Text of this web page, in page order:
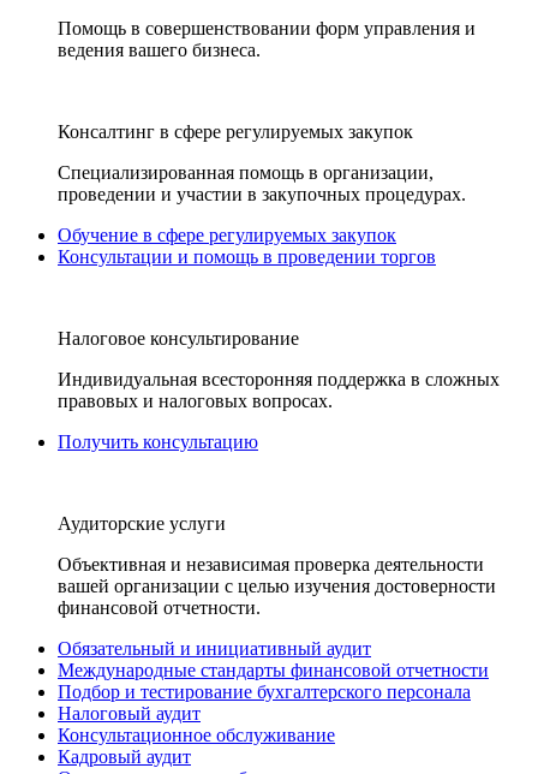
Помощь в совершенствовании форм управления и
ведения вашего бизнеса.
Консалтинг в сфере регулируемых закупок
Специализированная помощь в организации,
проведении и участии в закупочных процедурах.
Обучение в сфере регулируемых закупок
Консультации и помощь в проведении торгов
Налоговое консультирование
Индивидуальная всесторонняя поддержка в сложных
правовых и налоговых вопросах.
Получить консультацию
Аудиторские услуги
Объективная и независимая проверка деятельности
вашей организации с целью изучения достоверности
финансовой отчетности.
Обязательный и инициативный аудит
Международные стандарты финансовой отчетности
Подбор и тестирование бухгалтерского персонала
Налоговый аудит
Консультационное обслуживание
Кадровый аудит